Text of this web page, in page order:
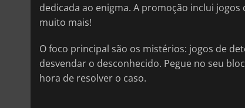
dedicada ao enigma. A promoção inclui
muito mais!
O foco principal são os mistérios: jogos de
desvendar o desconhecido. Pegue no seu
hora de resolver o caso.